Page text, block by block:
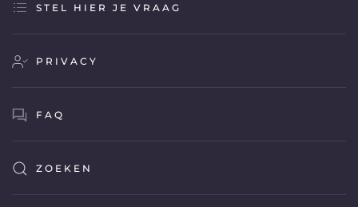
STEL HIER JE VRAAG
PRIVACY
FAQ
ZOEKEN